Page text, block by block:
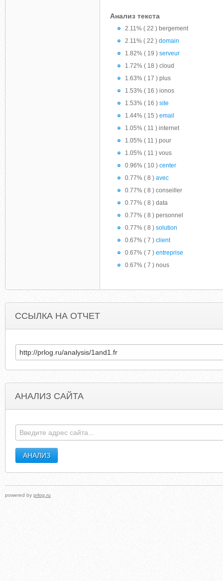
Анализ текста
2.11% ( 22 ) bergement
2.11% ( 22 ) domain
1.82% ( 19 ) serveur
1.72% ( 18 ) cloud
1.63% ( 17 ) plus
1.53% ( 16 ) ionos
1.53% ( 16 ) site
1.44% ( 15 ) email
1.05% ( 11 ) internet
1.05% ( 11 ) pour
1.05% ( 11 ) vous
0.96% ( 10 ) center
0.77% ( 8 ) avec
0.77% ( 8 ) conseiller
0.77% ( 8 ) data
0.77% ( 8 ) personnel
0.77% ( 8 ) solution
0.67% ( 7 ) client
0.67% ( 7 ) entreprise
0.67% ( 7 ) nous
ССЫЛКА НА ОТЧЕТ
АНАЛИЗ САЙТА
powered by prlog.ru